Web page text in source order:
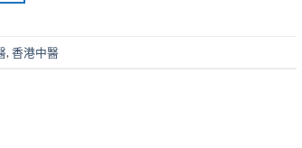
, 香港中醫